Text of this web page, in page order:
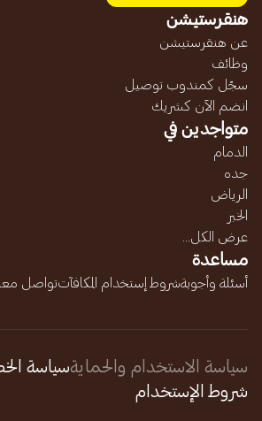
هنقرستيشن
عن هنقرستيشن
وظائف
سجّل كمندوب توصيل
انضم الآن كشريك
متواجدين في
الدمام
جده
الرياض
الخبر
عرض الكل...
مساعدة
أسئلة وأجوبةشروط إستخدام المكافآتتواصل
سياسة الاستخدام والحمايةسياسة
شروط الإستخدام